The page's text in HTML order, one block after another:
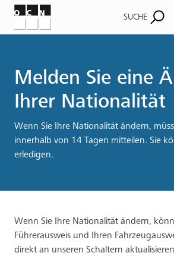
Melden Sie eine
Ihrer Nationalität
Wenn Sie Ihre Nationalität ändern,
innerhalb von 14 Tagen mitteilen. Sie
erledigen.
Wenn Sie Ihre Nationalität ändern,
Führerausweis und Ihren
direkt an unseren Schaltern
SUCHE